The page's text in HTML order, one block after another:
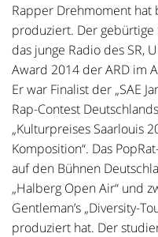
Rapper Drehmoment hat
produziert. Der gebürtige
das junge Radio des SR,
Award 2014 der ARD im
Er war Finalist der „SAE
Rap-Contest
„Kulturpreises Saarlouis
Komposition“. Das
auf den Bühnen
„Halberg Open Air“ und
Gentleman’s „Diversity-
produziert hat. Der